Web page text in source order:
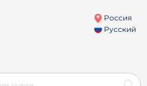
Россия
Русский